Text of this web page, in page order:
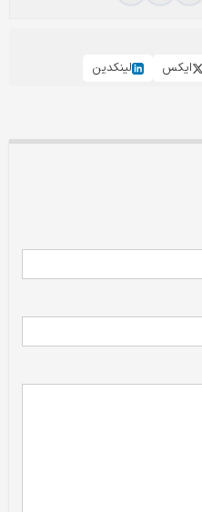
ایکس لینکدین